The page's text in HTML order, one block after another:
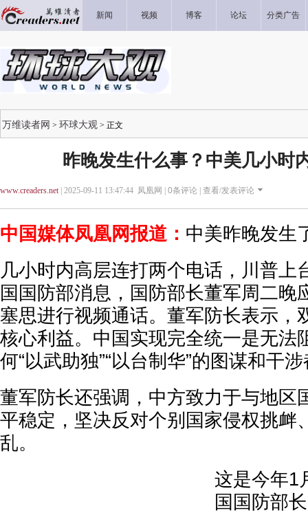
新闻 视频 博客 论坛 分类广告
万维读者网 > 环球大观 > 正文
昨晚发生什么事？中美几小时
www.creaders.net| 2025-09-11 13:47:44 凤凰网 | 0条评论 | 查看/发表评论
中国媒体凤凰网报道： 中美昨晚发生
几小时内高层连打两个电话，川普上
国国防部消息，国防部长董军周二晚
塞思进行视频通话。董军防长表示，
核心利益。中国实现完全统一是无法
何“以武助独”“以台制华”的图谋和干
董军防长还强调，中方致力于与地区
平稳定，坚决反对个别国家侵权挑衅
乱。
这是今年1
国国防部